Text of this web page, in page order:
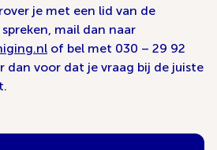
je met een lid van de
mail dan naar
of bel met 030 – 29 92
voor dat je vraag bij de juiste